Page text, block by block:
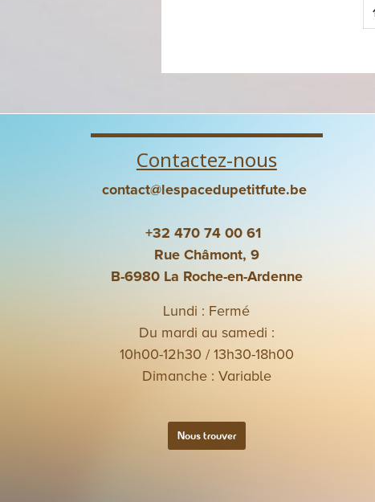
Contactez-nous
contact@lespacedupetitfute.be
+32 470 74 00 61
Rue Châmont, 9
B-6980 La Roche-en-Ardenne
Lundi : Fermé
Du mardi au samedi :
10h00-12h30 / 13h30-18h00
Dimanche : Variable
Nous trouver